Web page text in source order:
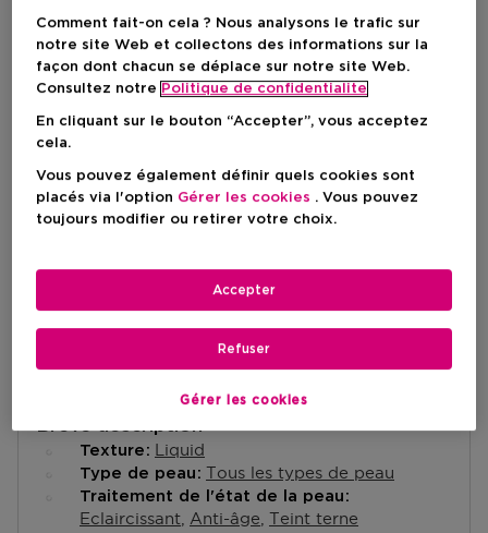
Prix du produit
9,50 €
AJOUTER AU PANIER
Livraison à domicile
Retrait en magasin
Selectionner un magasin
Texture Liquid
Type de peau Tous les types de peau
Traitement de l'état de la peau
Eclaircissant Anti-âge Teint terne
Comment fait-on cela ? Nous analysons le trafic sur
notre site Web et collectons des informations sur la
façon dont chacun se déplace sur notre site Web.
Consultez notre Politique de confidentialite
En cliquant sur le bouton “Accepter”, vous acceptez
cela.
Vous pouvez également définir quels cookies sont
placés via l'option Gérer les cookies . Vous pouvez
toujours modifier ou retirer votre choix.
Gérer les cookies
Refuser
Accepter